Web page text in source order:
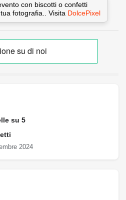
con biscotti o confetti
fotografia.. Visita DolcePixel
su 5
2024